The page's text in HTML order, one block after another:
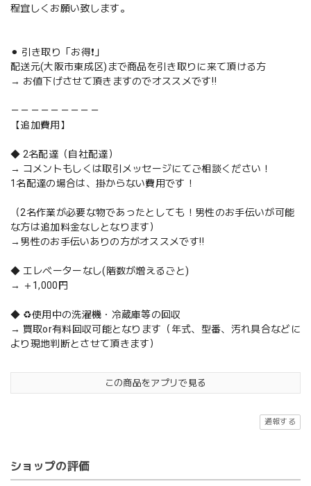
程宜しくお願い致します。
⚫︎ 引き取り「お得❗️」
配送元(大阪市東成区)まで商品を引き取りに来て頂ける方
→ お値下げさせて頂きますのでオススメです‼️
－－－－－－－－－
【追加費用】
◆ 2名配達（自社配達）
→ コメントもしくは取引メッセージにてご相談ください！
1名配達の場合は、掛からない費用です！
（2名作業が必要な物であったとしても！男性のお手伝いが可能
な方は追加料金なしとなります）
→男性のお手伝いありの方がオススメです‼️
◆ エレベーターなし(階数が増えるごと)
→ ＋1,000円
◆ ♻️使用中の洗濯機・冷蔵庫等の回収
→ 買取or有料回収可能となります（年式、型番、汚れ具合などに
より現地判断とさせて頂きます）
この商品をアプリで見る
通報する
ショップの評価